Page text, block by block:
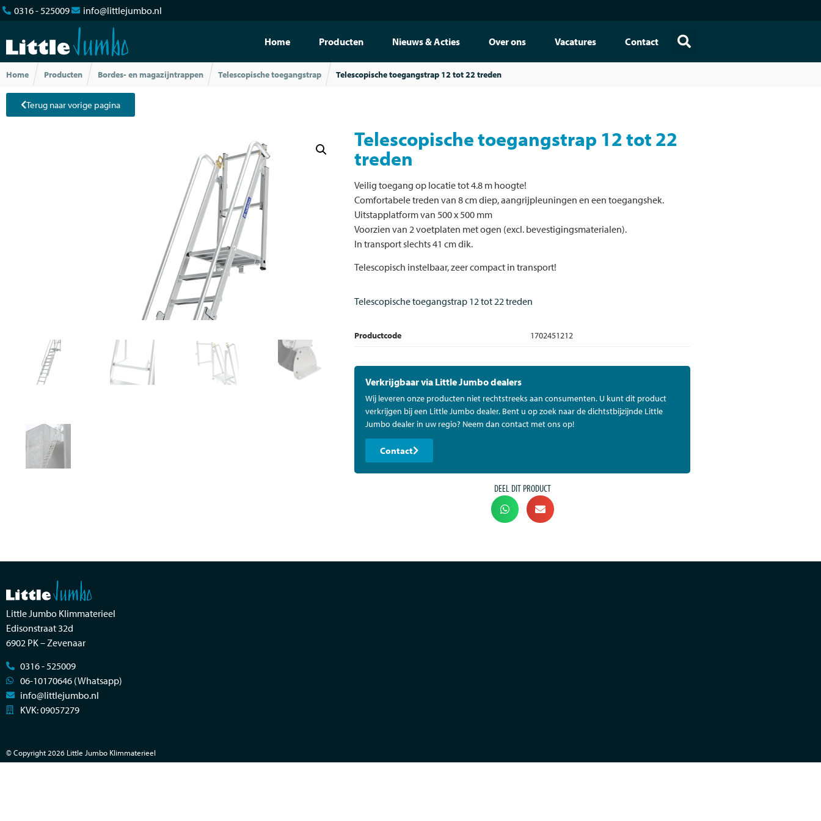
0316 - 525009 info@littlejumbo.nl
Home Producten Nieuws & Acties Over ons Vacatures Contact
Home Producten Bordes- en magazijntrappen Telescopische toegangstrap Telescopische toegangstrap 12 tot 22 treden
Terug naar vorige pagina
Telescopische toegangstrap 12 tot 22
treden
Veilig toegang op locatie tot 4.8 m hoogte!
Comfortabele treden van 8 cm diep, aangrijpleuningen en een toegangshek.
Uitstapplatform van 500 x 500 mm
Voorzien van 2 voetplaten met ogen (excl. bevestigingsmaterialen).
In transport slechts 41 cm dik.
Telescopisch instelbaar, zeer compact in transport!
Telescopische toegangstrap 12 tot 22 treden
Productcode 1702451212
Verkrijgbaar via Little Jumbo dealers
Wij leveren onze producten niet rechtstreeks aan consumenten. U kunt dit product
verkrijgen bij een Little Jumbo dealer. Bent u op zoek naar de dichtstbijzijnde Little
Jumbo dealer in uw regio? Neem dan contact met ons op!
Contact
DEEL DIT PRODUCT
Little Jumbo Klimmaterieel
Edisonstraat 32d
6902 PK – Zevenaar
0316 - 525009
06-10170646 (Whatsapp)
info@littlejumbo.nl
KVK: 09057279
© Copyright 2026 Little Jumbo Klimmaterieel